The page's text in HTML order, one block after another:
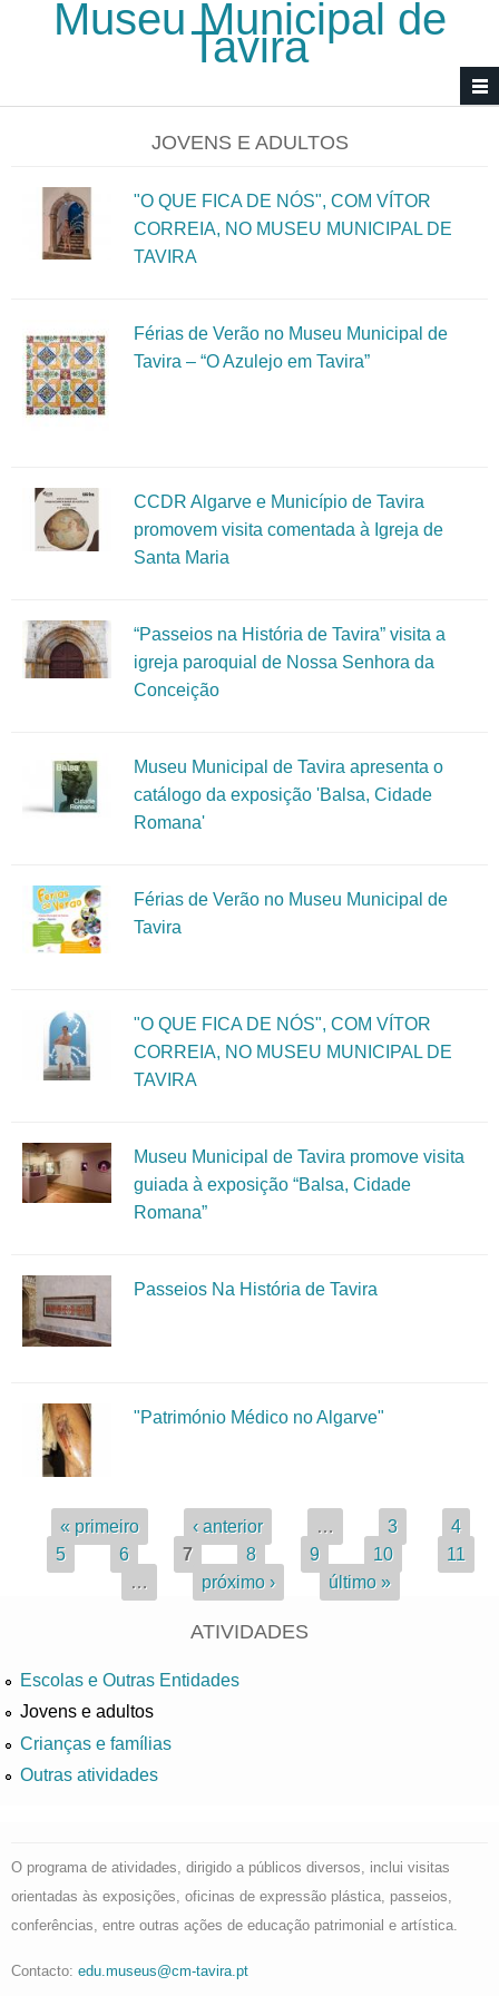
Passar para o conteúdo principal
Museu Municipal de
Tavira
JOVENS E ADULTOS
"O QUE FICA DE NÓS", COM VÍTOR
CORREIA, NO MUSEU MUNICIPAL DE
TAVIRA
Férias de Verão no Museu Municipal de
Tavira – “O Azulejo em Tavira”
CCDR Algarve e Município de Tavira
promovem visita comentada à Igreja de
Santa Maria
“Passeios na História de Tavira” visita a
igreja paroquial de Nossa Senhora da
Conceição
Museu Municipal de Tavira apresenta o
catálogo da exposição 'Balsa, Cidade
Romana'
Férias de Verão no Museu Municipal de
Tavira
"O QUE FICA DE NÓS", COM VÍTOR
CORREIA, NO MUSEU MUNICIPAL DE
TAVIRA
Museu Municipal de Tavira promove visita
guiada à exposição “Balsa, Cidade
Romana”
Passeios Na História de Tavira
"Património Médico no Algarve"
Páginas« primeiro ‹ anterior … 3
4
5
6 7 8 9 10
11
…
próximo › último »
ATIVIDADES
Escolas e Outras Entidades
Jovens e adultos
Crianças e famílias
Outras atividades
O programa de atividades, dirigido a públicos diversos, inclui visitas
orientadas às exposições, oficinas de expressão plástica, passeios,
conferências, entre outras ações de educação patrimonial e artística.
Contacto: edu.museus@cm-tavira.pt